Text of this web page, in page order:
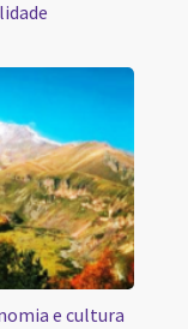
e cultura